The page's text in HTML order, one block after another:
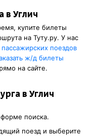
в Углич
купите билеты
на Туту.ру. У нас
поездов
ж/д билеты
на сайте.
в Углич
поиска.
поезд и выберите